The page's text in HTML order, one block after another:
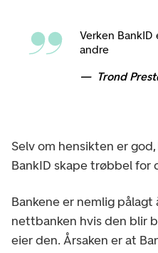
Verken
andre
Trond
Selv om hensikten er
BankID skape trøbbel for
Bankene er nemlig
nettbanken hvis den blir
eier den. Årsaken er at